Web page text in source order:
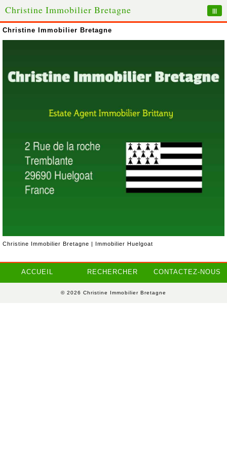
Christine Immobilier Bretagne |||
Christine Immobilier Bretagne
Christine Immobilier Bretagne | Immobilier Huelgoat
ACCUEIL RECHERCHER CONTACTEZ-NOUS
© 2026 Christine Immobilier Bretagne